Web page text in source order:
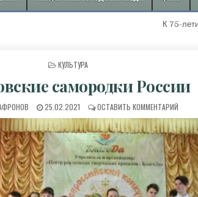
К 75-летию с
ОПУБЛИКОВАНО В
КУЛЬТУРА
самородки России
ДАТА ПУБЛИКАЦИИ:
25.02.2021 ОСТАВИТЬ КОММЕНТАРИЙК